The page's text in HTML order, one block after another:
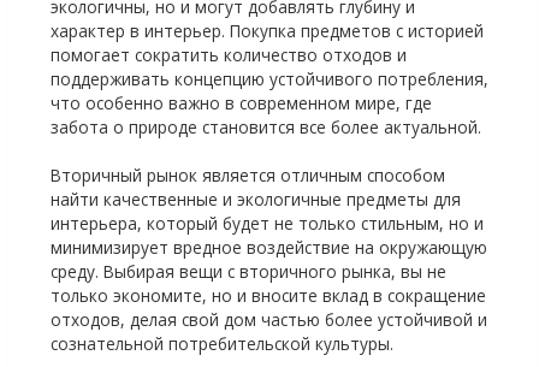
экологичны, но и могут добавлять глубину и
характер в интерьер. Покупка предметов с историей
помогает сократить количество отходов и
поддерживать концепцию устойчивого потребления,
что особенно важно в современном мире, где
забота о природе становится все более актуальной.
Вторичный рынок является отличным способом
найти качественные и экологичные предметы для
интерьера, который будет не только стильным, но и
минимизирует вредное воздействие на окружающую
среду. Выбирая вещи с вторичного рынка, вы не
только экономите, но и вносите вклад в сокращение
отходов, делая свой дом частью более устойчивой и
сознательной потребительской культуры.